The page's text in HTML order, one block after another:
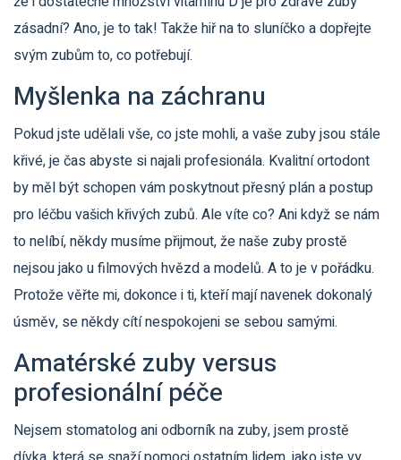
zásadní? Ano, je to tak! Takže hiř na to sluníčko a dopřejte
svým zubům to, co potřebují.
Myšlenka na záchranu
Pokud jste udělali vše, co jste mohli, a vaše zuby jsou stále
křivé, je čas abyste si najali profesionála. Kvalitní ortodont
by měl být schopen vám poskytnout přesný plán a postup
pro léčbu vašich křivých zubů. Ale víte co? Ani když se nám
to nelíbí, někdy musíme přijmout, že naše zuby prostě
nejsou jako u filmových hvězd a modelů. A to je v pořádku.
Protože věřte mi, dokonce i ti, kteří mají navenek dokonalý
úsměv, se někdy cítí nespokojeni se sebou samými.
Amatérské zuby versus
profesionální péče
Nejsem stomatolog ani odborník na zuby, jsem prostě